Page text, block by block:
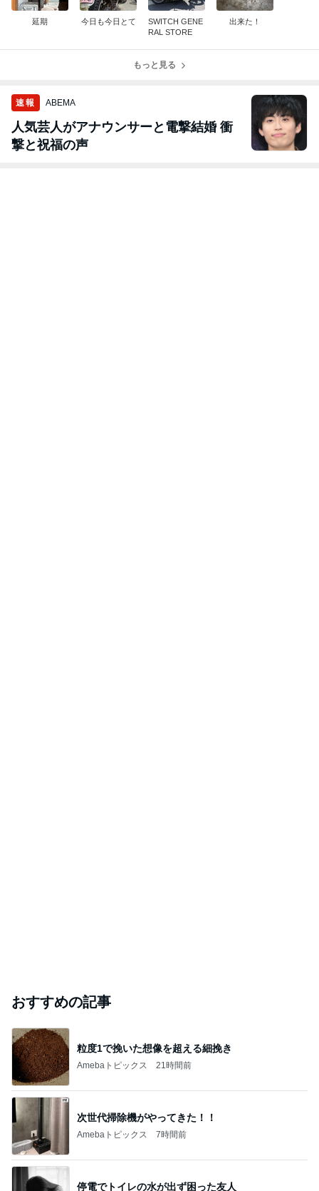
延期 今日も今日とて
SWITCH GENE
RAL STORE
出来た！
もっと見る
速報 ABEMA
人気芸人がアナウンサーと電撃結婚 衝
撃と祝福の声
おすすめの記事
粒度1で挽いた想像を超える細挽き
Amebaトピックス 21時間前
次世代掃除機がやってきた！！
Amebaトピックス 7時間前
停電でトイレの水が出ず困った友人